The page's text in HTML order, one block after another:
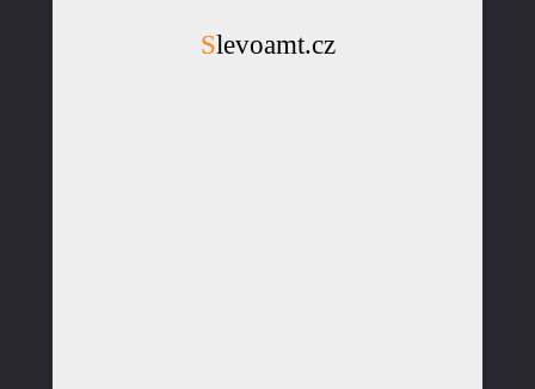
Slevoamt.cz